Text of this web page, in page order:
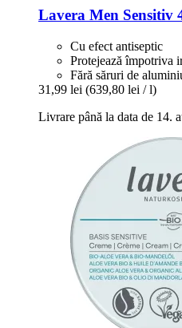
Lavera Men Sensitiv
Cu efect antiseptic
Protejează împotriva
Fără săruri de
31,99 lei (639,80 lei / l)
Livrare până la data de 14.